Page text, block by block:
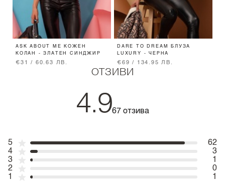
ASK ABOUT ME КОЖЕН
КОЛАН - ЗЛАТЕН СИНДЖИР
€31 / 60.63 ЛВ.
DARE TO DREAM БЛУЗА
LUXURY - ЧЕРНА
€69 / 134.95 ЛВ.
ОТЗИВИ
4.967 отзива
5
62
4
3
3
1
2
0
1
1